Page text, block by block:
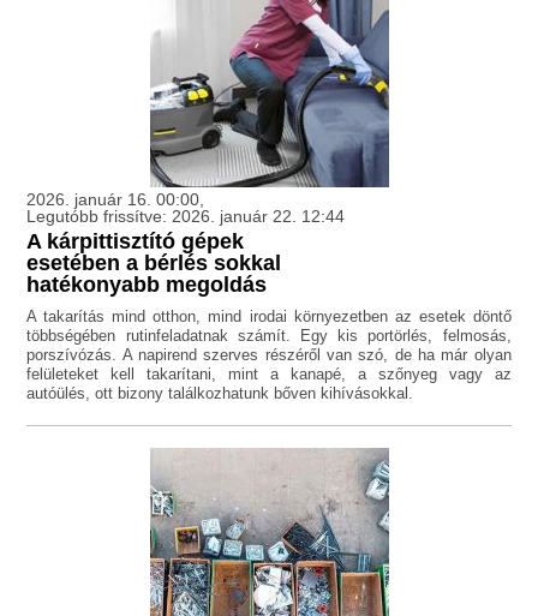
2026. január 16. 00:00,
Legutóbb frissítve: 2026. január 22. 12:44
A kárpittisztító gépek
esetében a bérlés sokkal
hatékonyabb megoldás
A takarítás mind otthon, mind irodai környezetben az esetek döntő
többségében rutinfeladatnak számít. Egy kis portörlés, felmosás,
porszívózás. A napirend szerves részéről van szó, de ha már olyan
felületeket kell takarítani, mint a kanapé, a szőnyeg vagy az
autóülés, ott bizony találkozhatunk bőven kihívásokkal.